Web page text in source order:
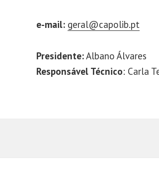
e-mail: geral@capolib.pt
Presidente:Albano Álvares
Responsável Técnico: Carla